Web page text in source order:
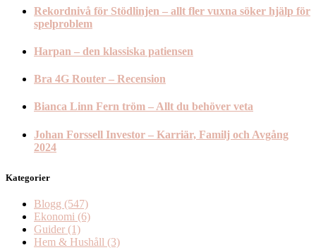
Rekordnivå för Stödlinjen – allt fler vuxna söker hjälp för
spelproblem
Harpan – den klassiska patiensen
Bra 4G Router – Recension
Bianca Linn Fern tröm – Allt du behöver veta
Johan Forssell Investor – Karriär, Familj och Avgång
2024
Kategorier
Blogg (547)
Ekonomi (6)
Guider (1)
Hem & Hushåll (3)